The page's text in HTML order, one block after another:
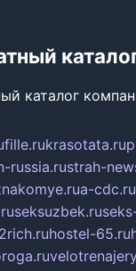
каталог
krasotata.ru
russia.rustrah-
a-cdc.ru
seksuzbek.ru
2rich.ruhostel-65.ru